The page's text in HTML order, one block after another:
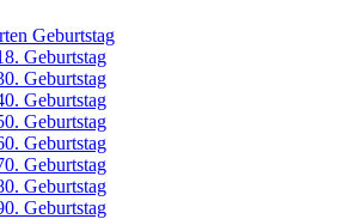
Geburtstag
Geburtstag
Geburtstag
Geburtstag
Geburtstag
Geburtstag
Geburtstag
Geburtstag
Geburtstag